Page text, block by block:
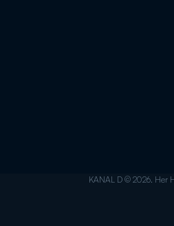
KANAL D © 2026. Her